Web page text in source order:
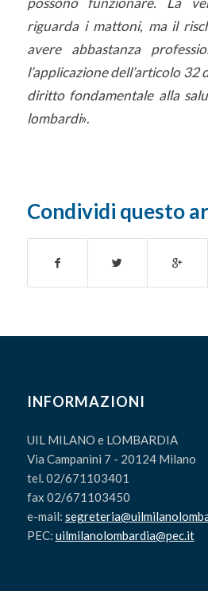
riguarda i mattoni, ma il
avere abbastanza
l’applicazione dell’articolo 32
diritto fondamentale alla
lombardi».
Condividi questo
INFORMAZIONI
UIL MILANO e LOMBARDIA
Via Campanini 7 - 20124 Milano
tel. 02/671103401
fax 02/671103450
e-mail:
PEC: uilmilanolombardia@pec.it